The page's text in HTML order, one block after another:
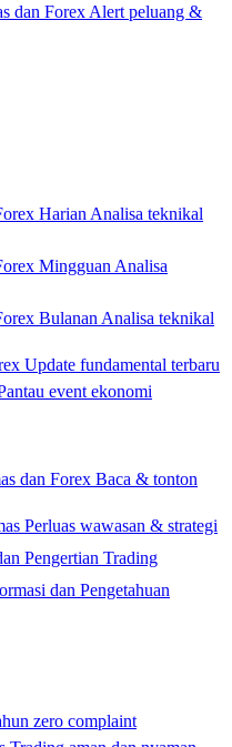
dan Forex Alert peluang &
Harian Analisa teknikal
Mingguan Analisa
Bulanan Analisa teknikal
Update fundamental terbaru
event ekonomi
dan Forex Baca & tonton
Perluas wawasan & strategi
Pengertian Trading
dan Pengetahuan
zero complaint